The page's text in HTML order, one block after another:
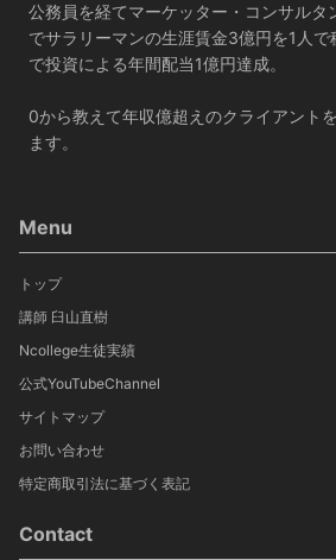
公務員を経てマーケッター・コンサルタ
でサラリーマンの生涯賃金3億円を1人
で投資による年間配当1億円達成。
0から教えて年収億超えのクライアント
ます。
Menu
トップ
講師 臼山直樹
Ncollege生徒実績
公式YouTubeChannel
サイトマップ
お問い合わせ
特定商取引法に基づく表記
Contact